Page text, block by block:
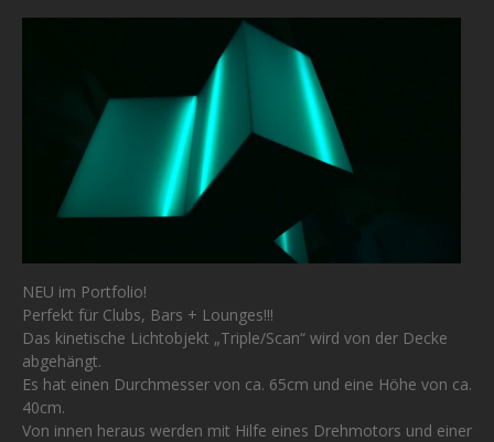
NEU im Portfolio!
Perfekt für Clubs, Bars + Lounges!!!
Das kinetische Lichtobjekt „Triple/Scan“ wird von der Decke
abgehängt.
Es hat einen Durchmesser von ca. 65cm und eine Höhe von ca.
40cm.
Von innen heraus werden mit Hilfe eines Drehmotors und einer